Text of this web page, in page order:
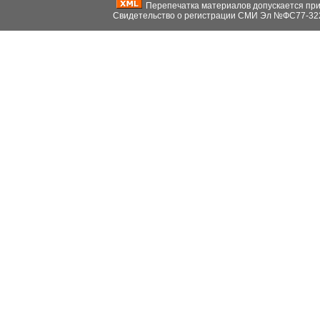
Перепечатка материалов допускается
Свидетельство о регистрации СМИ Эл №ФС77-